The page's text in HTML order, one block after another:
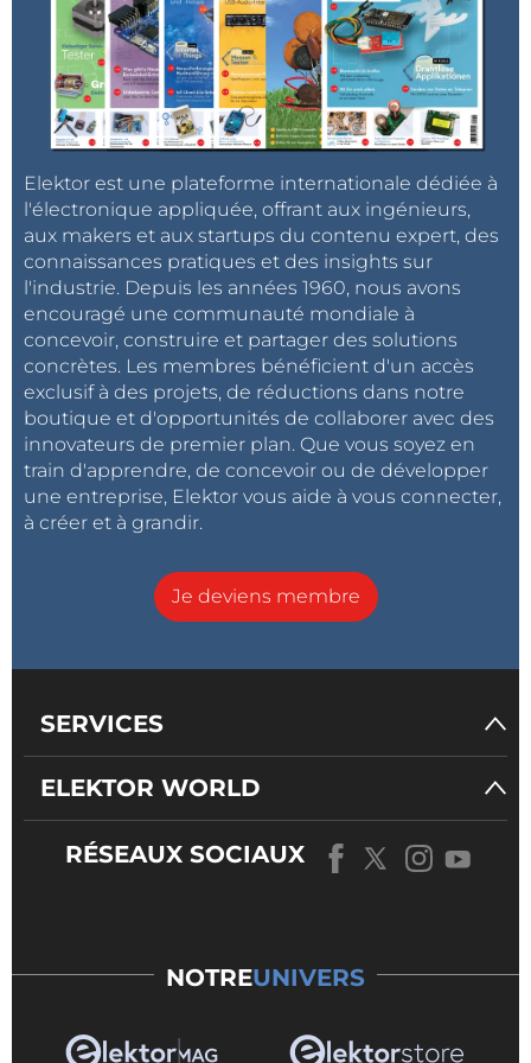
publication de cet article. Bonne lecture !
Note de l'éditeur : cet article a été publié pour la
première fois dans une édition de 2000
d'ElektorMag. Certains composants, produits (par
exemple, les circuits imprimés) et liens ne sont peut-
être plus disponibles. Néanmoins, nous pensons que
le contenu éducatif reste précieux et nous espérons
qu'il vous incitera à démarrer un nouveau projet.
Je m'abonne
Alerte de tag :Abonnez-vous au
tagCircuits & Circuit Designet
vous recevrez un e-mail dès qu’un nouvel article
à ce sujet sera publié sur notre site web !
Elektor est une plateforme internationale dédiée à
l'électronique appliquée, offrant aux ingénieurs,
aux makers et aux startups du contenu expert, des
connaissances pratiques et des insights sur
l'industrie. Depuis les années 1960, nous avons
encouragé une communauté mondiale à
concevoir, construire et partager des solutions
concrètes. Les membres bénéficient d'un accès
exclusif à des projets, de réductions dans notre
boutique et d'opportunités de collaborer avec des
innovateurs de premier plan. Que vous soyez en
train d'apprendre, de concevoir ou de développer
une entreprise, Elektor vous aide à vous connecter,
à créer et à grandir.
Je deviens membre
SERVICES
ELEKTOR WORLD
RÉSEAUX SOCIAUX
NOTREUNIVERS